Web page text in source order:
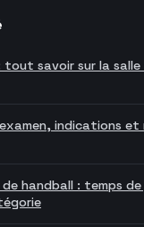
tout savoir sur la
indications
handball : temps